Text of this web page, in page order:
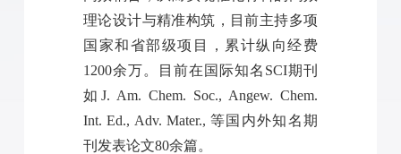
理论设计与精准构筑，目前主持多项
国家和省部级项目，累计纵向经费
1200余万。目前在国际知名SCI期刊
如J. Am. Chem. Soc., Angew. Chem.
Int. Ed., Adv. Mater., 等国内外知名期
刊发表论文80余篇。